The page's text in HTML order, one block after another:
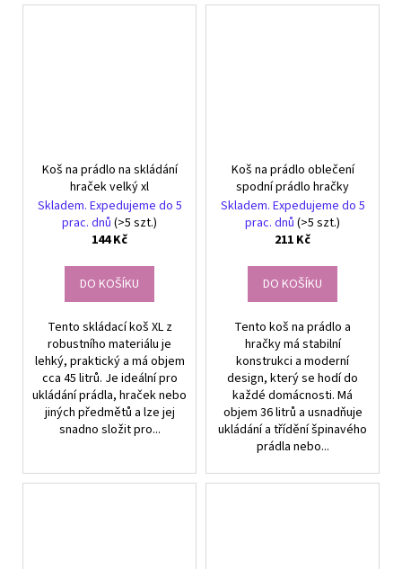
Koš na prádlo na skládání
hraček velký xl
Skladem. Expedujeme do 5
prac. dnů (>5 szt.)
144 Kč
DO KOŠÍKU
Tento skládací koš XL z
robustního materiálu je
lehký, praktický a má objem
cca 45 litrů. Je ideální pro
ukládání prádla, hraček nebo
jiných předmětů a lze jej
snadno složit pro...
Koš na prádlo oblečení
spodní prádlo hračky
Skladem. Expedujeme do 5
prac. dnů (>5 szt.)
211 Kč
DO KOŠÍKU
Tento koš na prádlo a
hračky má stabilní
konstrukci a moderní
design, který se hodí do
každé domácnosti. Má
objem 36 litrů a usnadňuje
ukládání a třídění špinavého
prádla nebo...